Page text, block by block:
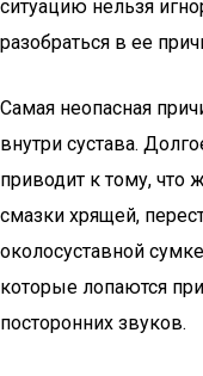
ситуацию нельзя
разобраться в ее
Самая неопасная
внутри сустава.
приводит к тому, что
смазки хрящей,
околосуставной
которые лопаются
посторонних звуков.